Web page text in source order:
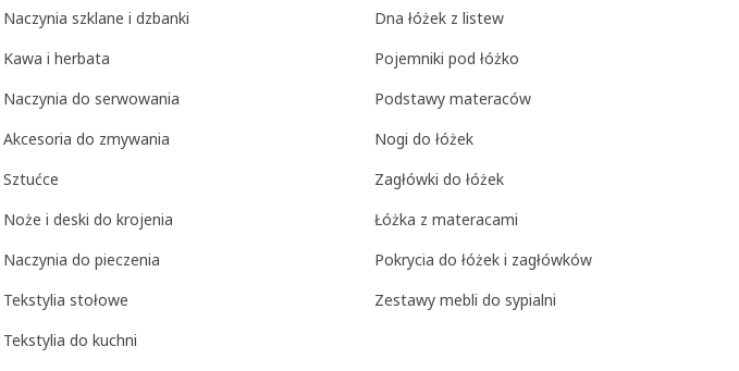
Naczynia szklane i dzbanki
Kawa i herbata
Naczynia do serwowania
Akcesoria do zmywania
Sztućce
Noże i deski do krojenia
Naczynia do pieczenia
Tekstylia stołowe
Tekstylia do kuchni
Dna łóżek z listew
Pojemniki pod łóżko
Podstawy materaców
Nogi do łóżek
Zagłówki do łóżek
Łóżka z materacami
Pokrycia do łóżek i zagłówków
Zestawy mebli do sypialni